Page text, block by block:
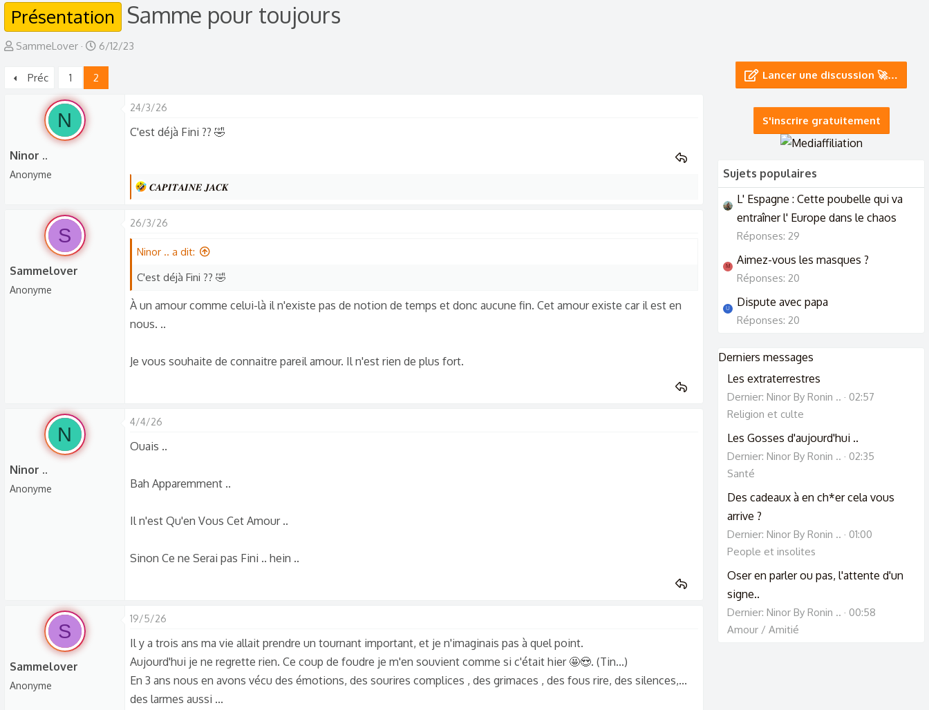
Présentation Samme pour toujours
A
t
d
c
u
SammeLover
D
6/12/23
Préc 1 2
N
Ninor ..
Anonyme
24/3/26
C'est déjà Fini ?? 🤣
L
s
é
c
i
o
s
𝑪𝑨𝑷𝑰𝑻𝑨𝑰𝑵𝑬 𝑱𝑨𝑪𝑲
S
Sammelover
Anonyme
26/3/26
Ninor .. a dit:
C'est déjà Fini ?? 🤣
À un amour comme celui-là il n'existe pas de notion de temps et donc aucune fin. Cet amour existe car il est en
nous. ..
Je vous souhaite de connaitre pareil amour. Il n'est rien de plus fort.
N
Ninor ..
Anonyme
4/4/26
Ouais ..
Bah Apparemment ..
Il n'est Qu'en Vous Cet Amour ..
Sinon Ce ne Serai pas Fini .. hein ..
S
Sammelover
Anonyme
19/5/26
Il y a trois ans ma vie allait prendre un tournant important, et je n'imaginais pas à quel point.
Aujourd'hui je ne regrette rien. Ce coup de foudre je m'en souvient comme si c'était hier 🤩😍. (Tin...)
En 3 ans nous en avons vécu des émotions, des sourires complices , des grimaces , des fous rire, des silences,...
des larmes aussi ...
Lancer une discussion 🚀…
S'inscrire gratuitement
Sujets populaires
L' Espagne : Cette poubelle qui va
entraîner l' Europe dans le chaos
Réponses: 29
M Aimez-vous les masques ?
Réponses: 20
U Dispute avec papa
Réponses: 20
Derniers messages
Les extraterrestres
Dernier: Ninor By Ronin ..
02:57
Religion et culte
Les Gosses d'aujourd'hui ..
Dernier: Ninor By Ronin ..
02:35
Santé
Des cadeaux à en ch*er cela vous
arrive ?
Dernier: Ninor By Ronin ..
01:00
People et insolites
Oser en parler ou pas, l'attente d'un
signe..
Dernier: Ninor By Ronin ..
00:58
Amour / Amitié